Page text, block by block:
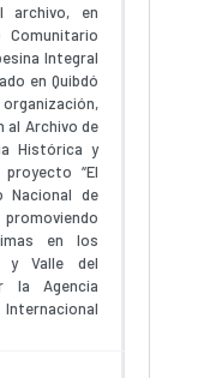
archivo, en
Comunitario
Integral
en Quibdó
al Archivo de
Histórica y
“El
Nacional de
en los
y Valle del
la Agencia